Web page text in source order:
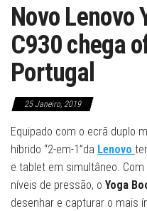
Novo Lenovo
C930 chega
Portugal
25 Janeiro, 2019
Equipado com o ecrã duplo
híbrido “2-em-1”da Lenovo
e tablet em simultâneo.
níveis de pressão, o Yoga
desenhar e capturar o mais